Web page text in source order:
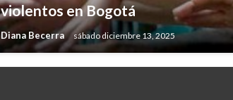
violentos en Bogotá
Diana Becerra sábado diciembre 13, 2025